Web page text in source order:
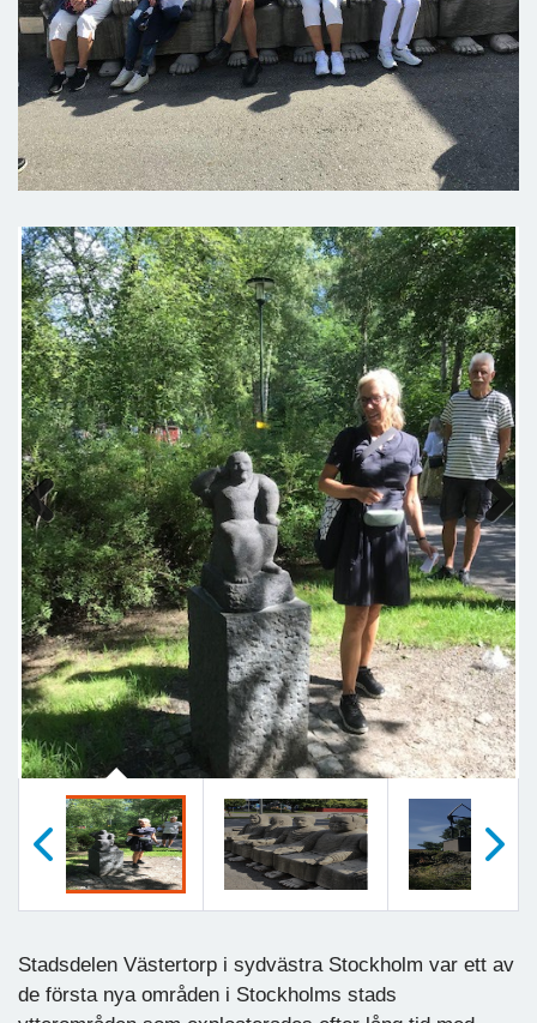
Previous Next
Stadsdelen Västertorp i sydvästra Stockholm var ett av
de första nya områden i Stockholms stads